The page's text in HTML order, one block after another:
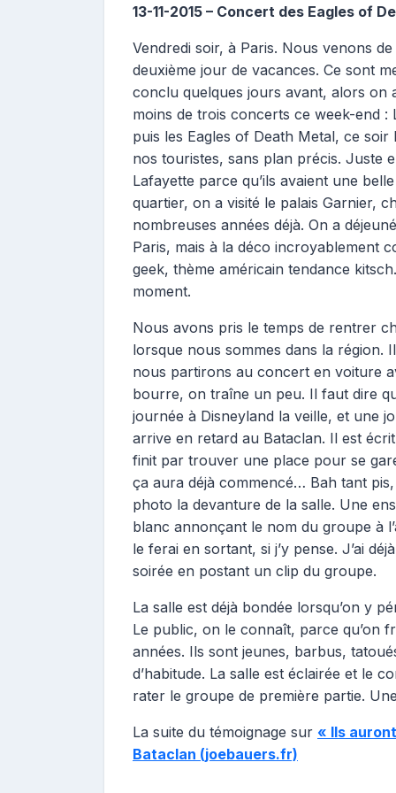
13-11-2015 – Concert des Eagles of
Vendredi soir, à Paris. Nous venons
deuxième jour de vacances. Ce sont
conclu quelques jours avant, alors on
moins de trois concerts ce week-end
puis les Eagles of Death Metal, ce
nos touristes, sans plan précis. Juste
Lafayette parce qu’ils avaient une
quartier, on a visité le palais Garnier,
nombreuses années déjà. On a
Paris, mais à la déco incroyablement
geek, thème américain tendance
moment.
Nous avons pris le temps de rentrer
lorsque nous sommes dans la région.
nous partirons au concert en voiture
bourre, on traîne un peu. Il faut dire
journée à Disneyland la veille, et une
arrive en retard au Bataclan. Il est
finit par trouver une place pour se
ça aura déjà commencé… Bah tant
photo la devanture de la salle. Une
blanc annonçant le nom du groupe à
le ferai en sortant, si j’y pense. J’ai
soirée en postant un clip du groupe.
La salle est déjà bondée lorsqu’on y
Le public, on le connaît, parce qu’on
années. Ils sont jeunes, barbus,
d’habitude. La salle est éclairée et le
rater le groupe de première partie.
La suite du témoignage sur « Ils
Bataclan (joebauers.fr)